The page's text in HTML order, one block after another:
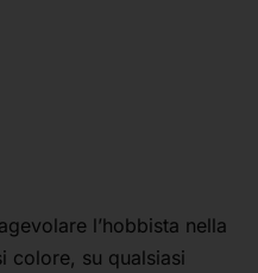
l’hobbista nella
colore, su qualsiasi